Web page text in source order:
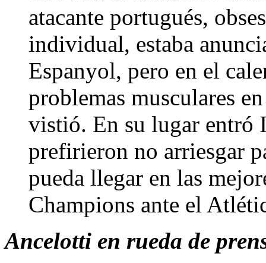
atacante portugués,
individual, estaba
Espanyol, pero en el
problemas musculares
vistió. En su lugar entró
prefirieron no arriesgar
pueda llegar en las
Champions ante el
Ancelotti en rueda de